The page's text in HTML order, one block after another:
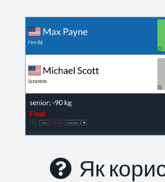
Як